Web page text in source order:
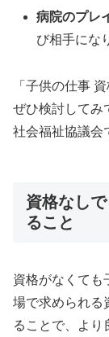
病院のプレ
び相手にな
「子供の仕事
ぜひ検討してみ
社会福祉協議会
資格なし
ること
資格がなくても
場で求められる
ることで、より